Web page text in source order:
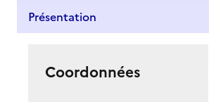
Présentation
Coordonnées